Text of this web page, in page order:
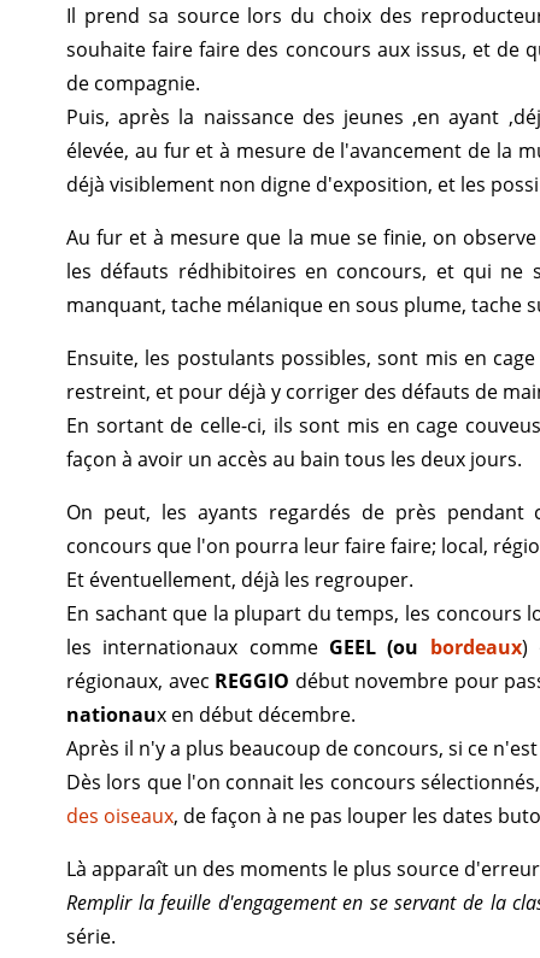
Il prend sa source lors du choix des
souhaite faire faire des concours aux issus, et de
de compagnie.
Puis, après la naissance des jeunes ,en ayant
élevée, au fur et à mesure de l'avancement de la
déjà visiblement non digne d'exposition, et les
Au fur et à mesure que la mue se finie, on
les défauts rédhibitoires en concours, et qui ne
manquant, tache mélanique en sous plume, tache
Ensuite, les postulants possibles, sont mis en
restreint, et pour déjà y corriger des défauts de
En sortant de celle-ci, ils sont mis en cage
façon à avoir un accès au bain tous les deux jours.
On peut, les ayants regardés de près
concours que l'on pourra leur faire faire; local,
Et éventuellement, déjà les regrouper.
En sachant que la plupart du temps, les concours
les internationaux comme GEEL (ou bordeaux)
régionaux, avec REGGIO début novembre pour
nationaux en début décembre.
Après il n'y a plus beaucoup de concours, si ce
Dès lors que l'on connait les concours
des oiseaux, de façon à ne pas louper les dates
Là apparaît un des moments le plus source
Remplir la feuille d'engagement en se servant de la
série.